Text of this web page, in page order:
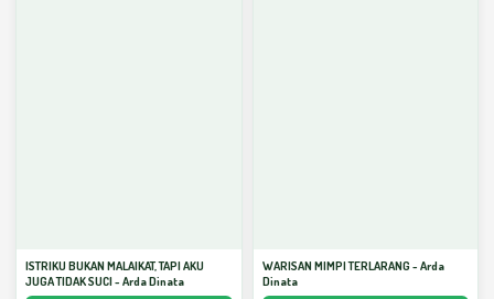
ISTRIKU BUKAN MALAIKAT, TAPI AKU
JUGA TIDAK SUCI - Arda Dinata
WARISAN MIMPI TERLARANG - Arda
Dinata